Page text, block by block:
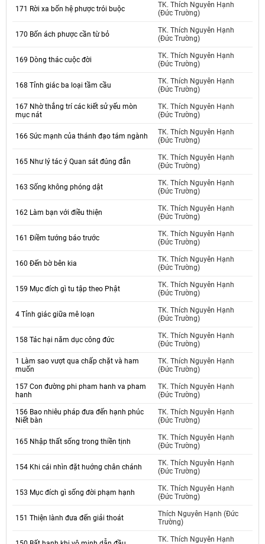
171 Rời xa bốn hệ phược trói buộc
TK. Thích Nguyên Hạnh
(Đức Trường)
170 Bốn ách phược cần từ bỏ
TK. Thích Nguyên Hạnh
(Đức Trường)
169 Dòng thác cuộc đời
TK. Thích Nguyên Hạnh
(Đức Trường)
168 Tỉnh giác ba loại tầm cầu
TK. Thích Nguyên Hạnh
(Đức Trường)
167 Nhờ thắng trí các kiết sử yếu mòn
mục nát
TK. Thích Nguyên Hạnh
(Đức Trường)
166 Sức mạnh của thánh đạo tám ngành
TK. Thích Nguyên Hạnh
(Đức Trường)
165 Như lý tác ý Quan sát đúng đắn
TK. Thích Nguyên Hạnh
(Đức Trường)
163 Sống không phóng dật
TK. Thích Nguyên Hạnh
(Đức Trường)
162 Làm bạn với điều thiện
TK. Thích Nguyên Hạnh
(Đức Trường)
161 Điềm tướng báo trước
TK. Thích Nguyên Hạnh
(Đức Trường)
160 Đến bờ bên kia
TK. Thích Nguyên Hạnh
(Đức Trường)
159 Mục đích gì tu tập theo Phật
TK. Thích Nguyên Hạnh
(Đức Trường)
4 Tỉnh giác giữa mê loạn
TK. Thích Nguyên Hạnh
(Đức Trường)
158 Tác hại năm dục công đức
TK. Thích Nguyên Hạnh
(Đức Trường)
1 Làm sao vượt qua chấp chặt và ham
muốn
TK. Thích Nguyên Hạnh
(Đức Trường)
157 Con đường phi pham hanh va pham
hanh
TK. Thích Nguyên Hạnh
(Đức Trường)
156 Bao nhiêu pháp đưa đến hạnh phúc
Niết bàn
TK. Thích Nguyên Hạnh
(Đức Trường)
165 Nhập thất sống trong thiền tịnh
TK. Thích Nguyên Hạnh
(Đức Trường)
154 Khi cái nhìn đặt huớng chân chánh
TK. Thích Nguyên Hạnh
(Đức Trường)
153 Mục đích gì sống đời phạm hạnh
TK. Thích Nguyên Hạnh
(Đức Trường)
151 Thiện lành đưa đến giải thoát
Thích Nguyên Hạnh (Đức
Trường)
TK. Thích Nguyên Hạnh